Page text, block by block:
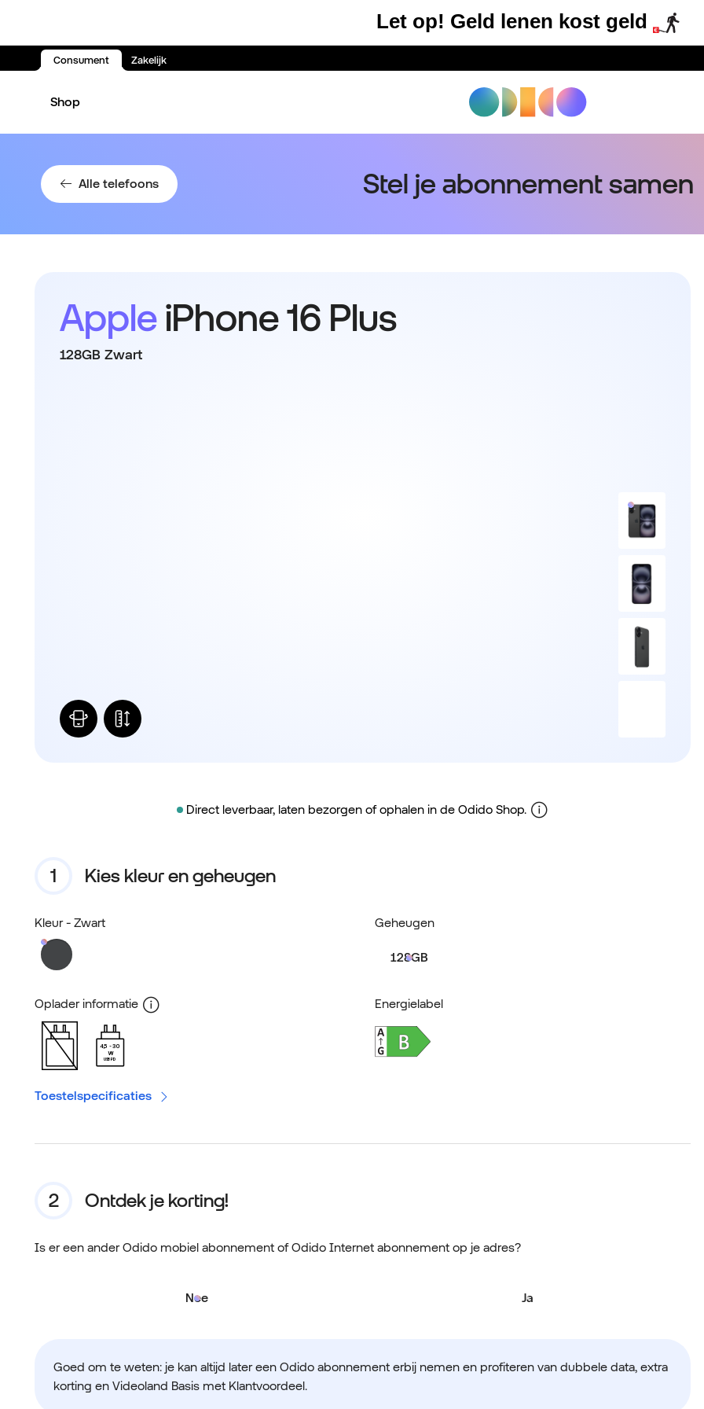
Let op! Geld lenen kost geld
Consument Zakelijk
Shop
Alle telefoons Stel je abonnement samen
AppleiPhone 16 Plus
128GB Zwart
Direct leverbaar, laten bezorgen of ophalen in de Odido Shop.
Kies kleur en geheugen
Kleur - Zwart Geheugen
128GB
Oplader informatie
4,5
30
W
USB PD
Energielabel
Toestelspecificaties
Ontdek je korting!
Is er een ander Odido mobiel abonnement of Odido Internet abonnement op je adres?
Nee Ja
Goed om te weten: je kan altijd later een Odido abonnement erbij nemen en profiteren van dubbele data, extra
korting en Videoland Basis met Klantvoordeel.